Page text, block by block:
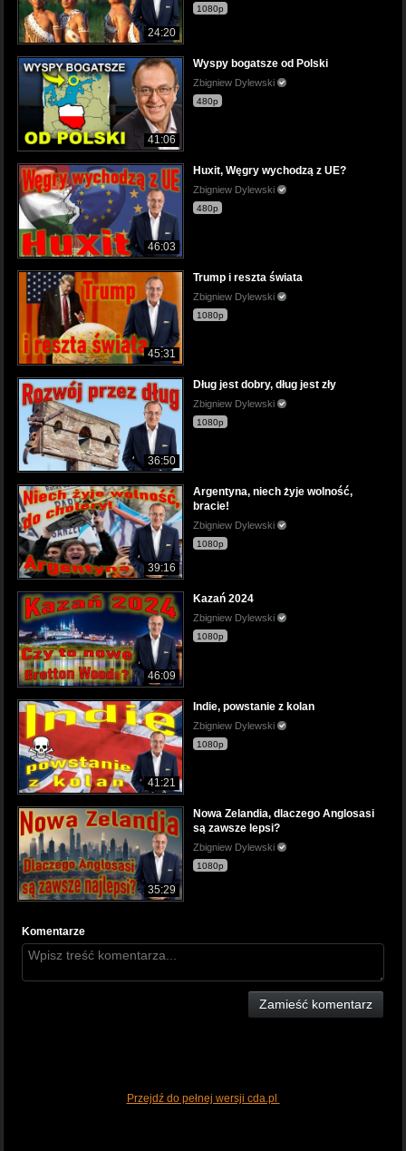
24:20
1080p
41:06
Wyspy bogatsze od Polski
Zbigniew Dylewski
480p
46:03
Huxit, Węgry wychodzą z UE?
Zbigniew Dylewski
480p
45:31
Trump i reszta świata
Zbigniew Dylewski
1080p
36:50
Dług jest dobry, dług jest zły
Zbigniew Dylewski
1080p
39:16
Argentyna, niech żyje wolność,
bracie!
Zbigniew Dylewski
1080p
46:09
Kazań 2024
Zbigniew Dylewski
1080p
41:21
Indie, powstanie z kolan
Zbigniew Dylewski
1080p
35:29
Nowa Zelandia, dlaczego Anglosasi
są zawsze lepsi?
Zbigniew Dylewski
1080p
Komentarze
Zamieść komentarz
Przejdź do pełnej wersji cda.pl